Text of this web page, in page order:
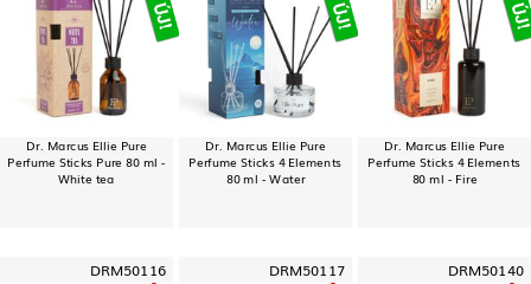
Dr. Marcus Ellie Pure
Perfume Sticks Pure 80 ml -
White tea
Dr. Marcus Ellie Pure
Perfume Sticks 4 Elements
80 ml - Water
Dr. Marcus Ellie Pure
Perfume Sticks 4 Elements
80 ml - Fire
DRM50116 DRM50117 DRM50140